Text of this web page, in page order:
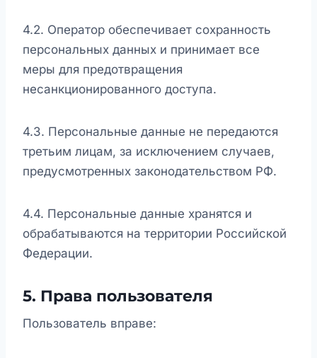
4.2. Оператор обеспечивает сохранность
персональных данных и принимает все
меры для предотвращения
несанкционированного доступа.
4.3. Персональные данные не передаются
третьим лицам, за исключением случаев,
предусмотренных законодательством РФ.
4.4. Персональные данные хранятся и
обрабатываются на территории Российской
Федерации.
5. Права пользователя
Пользователь вправе: